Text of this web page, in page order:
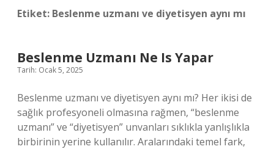
Etiket: Beslenme uzmanı ve diyetisyen aynı mı
Beslenme Uzmanı Ne Is Yapar
Tarih: Ocak 5, 2025
Beslenme uzmanı ve diyetisyen aynı mı? Her ikisi de
sağlık profesyoneli olmasına rağmen, “beslenme
uzmanı” ve “diyetisyen” unvanları sıklıkla yanlışlıkla
birbirinin yerine kullanılır. Aralarındaki temel fark,